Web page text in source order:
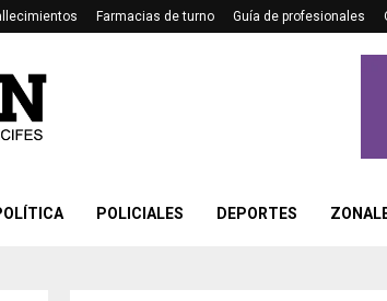
Farmacias de turno Guía de profesionales
POLICIALES DEPORTES